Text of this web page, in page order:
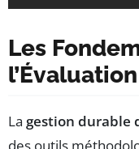
Les
La gestion durable